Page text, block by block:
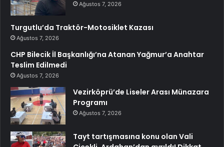
Ağustos 7, 2026
Turgutlu’da Traktör-Motosiklet Kazası
Ağustos 7, 2026
CHP Bilecik İl Başkanlığı’na Atanan Yağmur’a Anahtar
Teslim Edilmedi
Ağustos 7, 2026
Vezirköprü’de Liseler Arası Münazara
Programı
Ağustos 7, 2026
Tayt tartışmasına konu olan Vali